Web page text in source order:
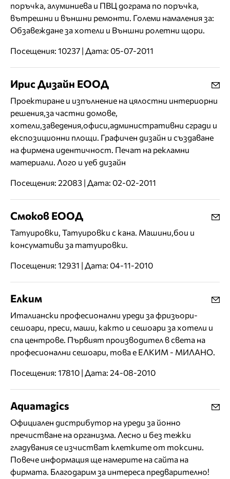
поръчка, алуминиева и ПВЦ дограма по поръчка,
вътрешни и външни ремонти. Големи намаления за:
Обзавеждане за хотели и Външни ролетни щори.
Посещения: 10237 | Дата: 05-07-2011
Ирис Дизайн ЕООД
Проектиране и изпълнение на цялостни интериорни
решения,за частни домове,
хотели,заведения,офиси,административни сгради и
експозиционни площи. Графичен дизайн и създаване
на фирмена идентичност. Печат на рекламни
материали. Лого и уеб дизайн
Посещения: 22083 | Дата: 02-02-2011
Смоков ЕООД
Татуировки, Татуировки с кана. Машини,бои и
консумативи за татуировки.
Посещения: 12931 | Дата: 04-11-2010
Елким
Италиански професионални уреди за фризьори-
сешоари, преси, маши, както и сешоари за хотели и
спа центрове. Първият производител в света на
професионални сешоари, това е ЕЛКИМ - МИЛАНО.
Посещения: 17810 | Дата: 24-08-2010
Aquamagics
Официален дистрибутор на уреди за йонно
пречистване на организма. Лесно и без тежки
гладувания се изчистват клетките от токсини.
Повече информация ще намерите на сайта на
фирмата. Благодарим за интереса предварително!